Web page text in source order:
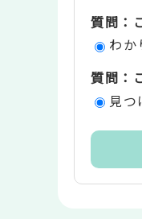
評
エ
質問：
わか
質問：
見